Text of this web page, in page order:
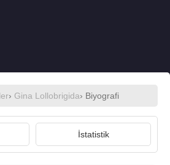
› Gina Lollobrigida› Biyografi
İstatistik